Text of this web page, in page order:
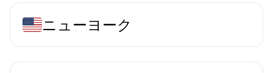
ニューヨーク